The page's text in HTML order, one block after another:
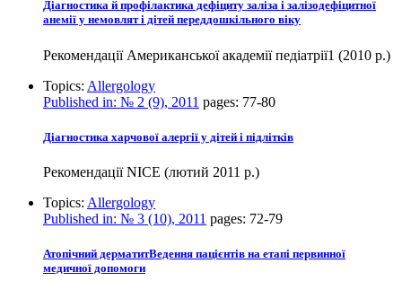
Діагностика й профілактика дефіциту заліза і залізодефіцитної
анемії у немовлят і дітей переддошкільного віку
Рекомендації Американської академії педіатрії1 (2010 р.)
Topics: Allergology
Published in: № 2 (9), 2011 pages: 77-80
Діагностика харчової алергії у дітей і підлітків
Рекомендації NICE (лютий 2011 р.)
Topics: Allergology
Published in: № 3 (10), 2011 pages: 72-79
Атопічний дерматитВедення пацієнтів на етапі первинної
медичної допомоги